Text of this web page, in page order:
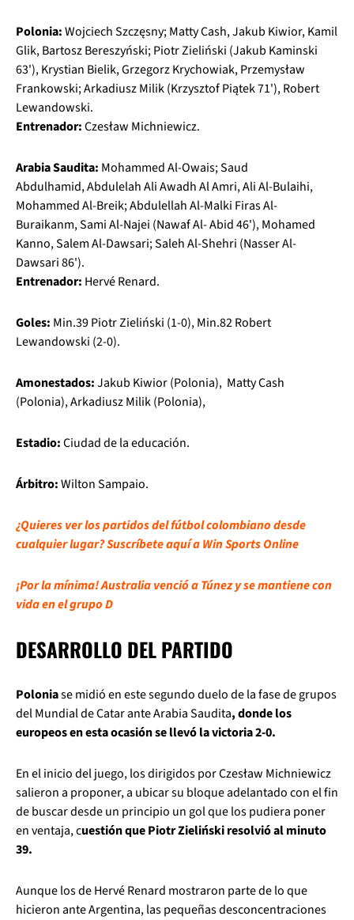
Polonia:Wojciech Szczęsny; Matty Cash, Jakub Kiwior, Kamil
Glik, Bartosz Bereszyński; Piotr Zieliński (Jakub Kaminski
63'), Krystian Bielik, Grzegorz Krychowiak, Przemysław
Frankowski; Arkadiusz Milik (Krzysztof Piątek 71'), Robert
Lewandowski.
Entrenador:Czesław Michniewicz.
Arabia Saudita: Mohammed Al-Owais; Saud
Abdulhamid, Abdulelah Ali Awadh Al Amri, Ali Al-Bulaihi,
Mohammed Al-Breik; Abdulellah Al-Malki Firas Al-
Buraikanm, Sami Al-Najei (Nawaf Al- Abid 46'), Mohamed
Kanno, Salem Al-Dawsari; Saleh Al-Shehri (Nasser Al-
Dawsari 86').
Entrenador: Hervé Renard.
Goles: Min.39 Piotr Zieliński (1-0), Min.82 Robert
Lewandowski (2-0).
Amonestados:Jakub Kiwior (Polonia), Matty Cash
(Polonia), Arkadiusz Milik (Polonia),
Estadio:Ciudad de la educación.
Árbitro:Wilton Sampaio.
¿Quieres ver los partidos del fútbol colombiano desde
cualquier lugar? Suscríbete aquí a Win Sports Online
¡Por la mínima! Australia venció a Túnez y se mantiene con
vida en el grupo D
DESARROLLO DEL PARTIDO
Poloniase midió en este segundo duelo de la fase de grupos
del Mundial de Catar ante Arabia Saudita, donde los
europeos en esta ocasión se llevó la victoria 2-0.
En el inicio del juego, los dirigidos por Czesław Michniewicz
salieron a proponer, a ubicar su bloque adelantado con el fin
de buscar desde un principio un gol que los pudiera poner
en ventaja, cuestión que Piotr Zieliński resolvió al minuto
39.
Aunque los de Hervé Renard mostraron parte de lo que
hicieron ante Argentina, las pequeñas desconcentraciones